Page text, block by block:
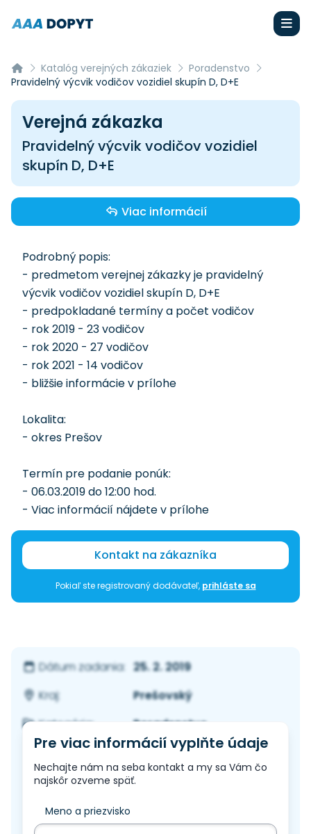
Katalóg verejných zákaziek
Poradenstvo
Pravidelný výcvik vodičov vozidiel skupín D, D+E
Verejná zákazka
Pravidelný výcvik vodičov vozidiel
skupín D, D+E
Viac informácií
Podrobný popis:
- predmetom verejnej zákazky je pravidelný
výcvik vodičov vozidiel skupín D, D+E
- predpokladané termíny a počet vodičov
- rok 2019 - 23 vodičov
- rok 2020 - 27 vodičov
- rok 2021 - 14 vodičov
- bližšie informácie v prílohe
Lokalita:
- okres Prešov
Termín pre podanie ponúk:
- 06.03.2019 do 12:00 hod.
- Viac informácií nájdete v prílohe
Kontakt na zákazníka
Pokiaľ ste registrovaný dodávateľ, prihláste sa
Dátum zadania: 25. 2. 2019
Kraj:
Prešovský
Kategória:
Poradenstvo
Pre viac informácií vyplňte údaje
Nechajte nám na seba kontakt a my sa Vám čo
najskôr ozveme späť.
Meno a priezvisko